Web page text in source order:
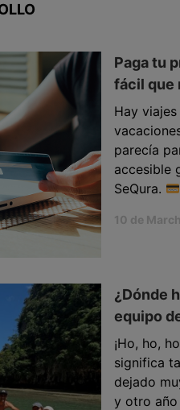
Paga tu
fácil que
Hay
parecía
accesible
SeQura.
10 de
¿Dónde
equipo
¡Ho, ho, ho
significa
dejado
y otro año